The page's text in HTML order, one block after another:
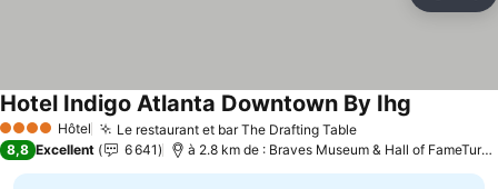
4 Étoiles Hôtel Le restaurant et bar The Drafting Table
Hotel Indigo Atlanta Downtown By Ihg
8,8 Excellent 6 641 à 2.8 km de : Braves Museum & Hall of FameTurner Field Tours